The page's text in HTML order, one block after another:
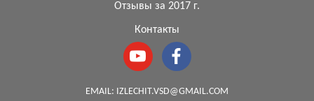
Отзывы за 2017 г.
Контакты
EMAIL: IZLECHIT.VSD@GMAIL.COM